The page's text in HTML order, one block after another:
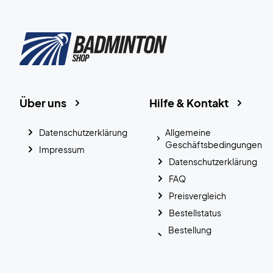
Hilfe & Kontakt
Allgemeine
Geschäftsbedingungen
Datenschutzerklärung
FAQ
Preisvergleich
Bestellstatus
Bestellung
Über uns
Datenschutzerklärung
Impressum